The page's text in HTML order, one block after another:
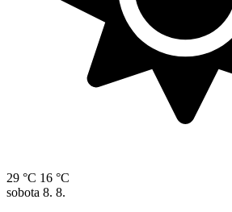
29 °C 16 °C
sobota 8. 8.